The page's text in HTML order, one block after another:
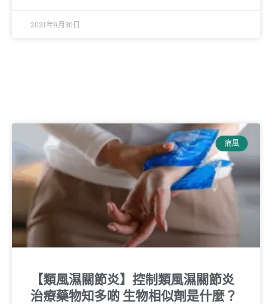
2021年9月30日
痛風
【類風濕關節炎】控制類風濕關節炎
治療藥物知多啲 生物相似劑是什麼？